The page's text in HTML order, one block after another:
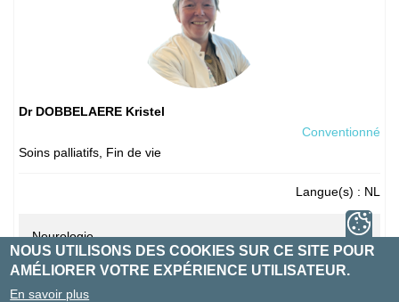
Dr DOBBELAERE Kristel
Conventionné
Soins palliatifs, Fin de vie
Langue(s) : NL
Neurologie
NOUS UTILISONS DES COOKIES SUR CE SITE POUR
AMÉLIORER VOTRE EXPÉRIENCE UTILISATEUR.
En savoir plus